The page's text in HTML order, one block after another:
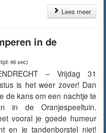
Lees meer
in de
46 sec)
– Vrijdag 31
is het weer zover! Dan
de kans om een nachtje te
in de Oranjespeeltuin.
vooral je goede humeur
en je tandenborstel niet!